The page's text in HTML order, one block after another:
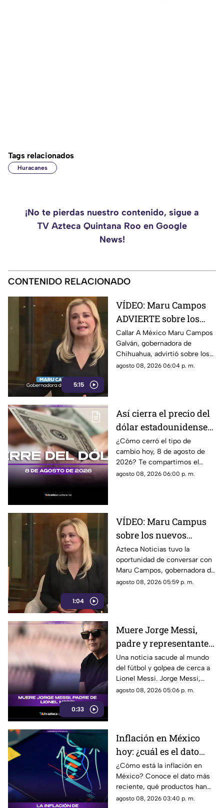
Tags relacionados
Huracanes
¡No te pierdas nuestro contenido, sigue a
TV Azteca Quintana Roo en Google
News!
CONTENIDO RELACIONADO
5:15
VÍDEO: Maru Campos
ADVIERTE sobre los
RIESGOS de los nuevos
lineamientos
propuestos por el
Gobierno
Callar A México Maru Campos
Galván, gobernadora de
Chihuahua, advirtió sobre los
riesgos que podrían
disposiciones podrían
utilizarse para sancionar a
medios y periodistas críticos,
además de abrir la puerta a
que el poder determine qué
contenidos son información,
opinión o motivo de sanción.
agosto 08, 2026 06:04 p. m.
Así cierra el precio del
dólar estadounidense
HOY, sábado 8 de
agosto de 2026, en
Cancún
¿Cómo cerró el tipo de
cambio hoy, 8 de agosto de
2026? Te compartimos el
precio del dólar al cierre de
agosto 08, 2026 06:00 p. m.
1:04
VÍDEO: Maru Campus
sobre los nuevos
lineamientos y señala
que son un riesgo para
la libertad de expresión
Azteca Noticias tuvo la
oportunidad de conversar con
Maru Campos, gobernadora de
Chihuahua, quien habló sobre
convertirse en una forma de
censura impulsada desde el
Gobierno Federal.
agosto 08, 2026 05:59 p. m.
0:33
Muere Jorge Messi,
padre y representante
de Lionel Messi
Una noticia sacude al mundo
del fútbol y golpea de cerca a
Lionel Messi. Jorge Messi,
padre y representante del astro
agosto 08, 2026 05:06 p. m.
Inflación en México
hoy: ¿cuál es el dato
actual?
¿Cómo está la inflación en
México? Conoce el dato más
reciente, qué productos han
subido de precio y cómo
agosto 08, 2026 03:40 p. m.